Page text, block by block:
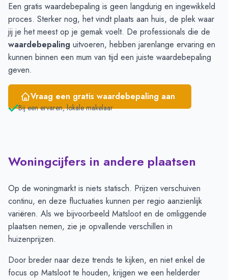
Een gratis waardebepaling is geen langdurig en ingewikkeld
proces. Sterker nog, het vindt plaats aan huis, de plek waar
jij je het meest op je gemak voelt. De professionals die de
waardebepaling uitvoeren, hebben jarenlange ervaring en
kunnen binnen een mum van tijd een juiste waardebepaling
geven.
Vraag een gratis waardebepaling aan
Bij een ervaren, lokale makelaar
Woningcijfers in andere plaatsen
Op de woningmarkt is niets statisch. Prijzen verschuiven
continu, en deze fluctuaties kunnen per regio aanzienlijk
variëren. Als we bijvoorbeeld Matsloot en de omliggende
plaatsen nemen, zie je opvallende verschillen in
huizenprijzen.
Door breder naar deze trends te kijken, en niet enkel de
focus op Matsloot te houden, krijgen we een helderder